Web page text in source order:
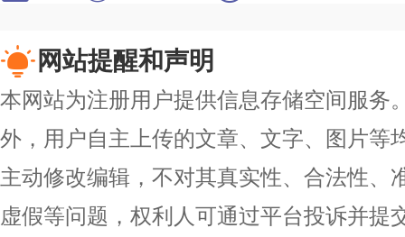
网站提醒和声明
本网站为注册用户提供信息存储空间服务
外，用户自主上传的文章、文字、图片等
主动修改编辑，不对其真实性、合法性、
虚假等问题，权利人可通过平台投诉并提